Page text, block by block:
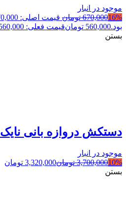
موجود در انبار
16%
670,000 تومان
بود.560,000 تومانقیمت فعلی: 560,000 تومان.
بستن
دستکش دروازه بانی نایک VAPORGRIP3
موجود در انبار
10%
3,700,000 تومان3,320,000 تومان
بستن